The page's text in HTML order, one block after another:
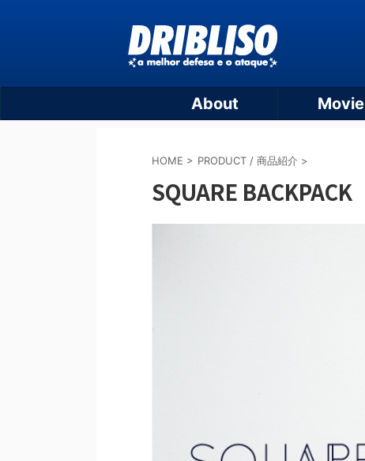
About Movie
HOME > PRODUCT / 商品紹介 >
SQUARE BACKPACK